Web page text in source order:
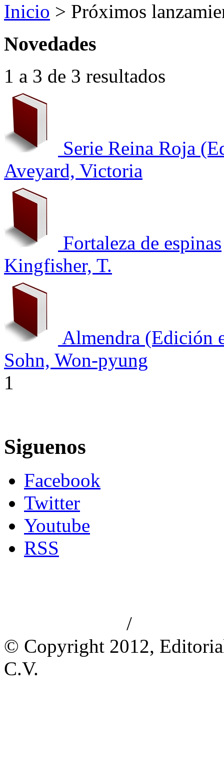
Inicio > Próximos
Novedades
1 a 3 de 3 resultados
Serie Reina Roja
Aveyard, Victoria
Fortaleza de espinas
Kingfisher, T.
Almendra (Edición
Sohn, Won-pyung
1
Siguenos
Facebook
Twitter
Youtube
RSS
/
© Copyright 2012,
C.V.